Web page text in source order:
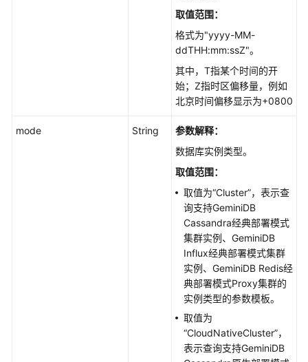
取值范围：
格式为"yyyy-MM-
ddTHH:mm:ssZ"。
其中，T指某个时间的开
始；Z指时区偏移量，例如
北京时间偏移显示为+0800
mode String
参数解释：
数据库实例类型。
取值范围：
取值为“Cluster”，表示查
询支持GeminiDB
Cassandra经典部署模式
集群实例、GeminiDB
Influx经典部署模式集群
实例、GeminiDB Redis经
典部署模式Proxy集群的
实例类型的参数模板。
取值为
“CloudNativeCluster”，
表示查询支持GeminiDB